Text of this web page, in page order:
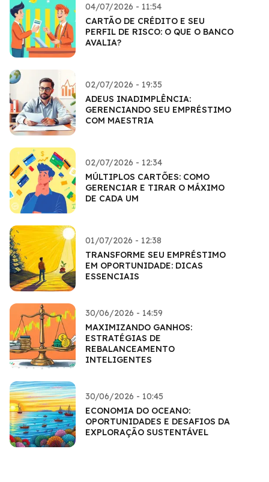
04/07/2026 - 11:54
CARTÃO DE CRÉDITO E SEU
PERFIL DE RISCO: O QUE O BANCO
AVALIA?
02/07/2026 - 19:35
ADEUS INADIMPLÊNCIA:
GERENCIANDO SEU EMPRÉSTIMO
COM MAESTRIA
02/07/2026 - 12:34
MÚLTIPLOS CARTÕES: COMO
GERENCIAR E TIRAR O MÁXIMO
DE CADA UM
01/07/2026 - 12:38
TRANSFORME SEU EMPRÉSTIMO
EM OPORTUNIDADE: DICAS
ESSENCIAIS
30/06/2026 - 14:59
MAXIMIZANDO GANHOS:
ESTRATÉGIAS DE
REBALANCEAMENTO
INTELIGENTES
30/06/2026 - 10:45
ECONOMIA DO OCEANO:
OPORTUNIDADES E DESAFIOS DA
EXPLORAÇÃO SUSTENTÁVEL